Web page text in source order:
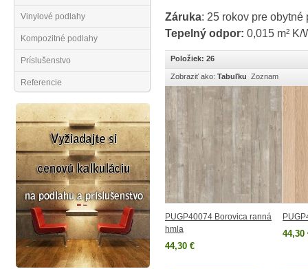
Vinylové podlahy
Kompozitné podlahy
Príslušenstvo
Referencie
Záruka: 25 rokov pre obytné
Tepelný odpor: 0,015 m² K/
Položiek: 26
Zobraziť ako: Tabuľku Zoznam
PUGP40074 Borovica ranná
hmla
44,30 €
44,30